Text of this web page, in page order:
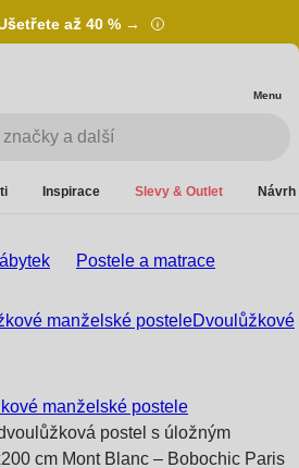
až 40 % →
Menu
Inspirace Slevy & Outlet
Postele a matrace
manželské posteleDvoulůžkové
manželské postele